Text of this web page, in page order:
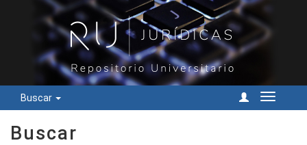
Buscar
Cambiar
Buscar